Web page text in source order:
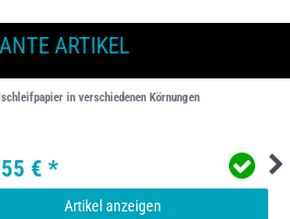
ARTIKEL
in verschiedenen Körnungen
€ *
Artikel anzeigen